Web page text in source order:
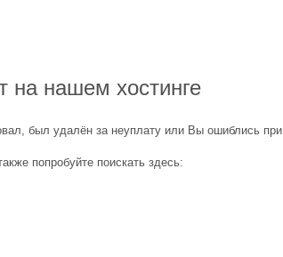
на нашем хостинге
был удалён за неуплату или Вы ошиблись при
попробуйте поискать здесь: